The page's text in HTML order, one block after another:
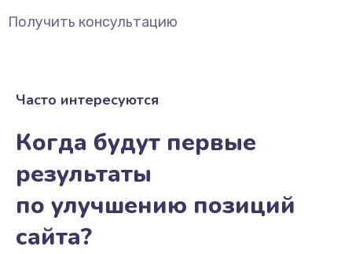
Получить консультацию
Часто интересуются
Когда будут первые
результаты
по улучшению позиций
сайта?